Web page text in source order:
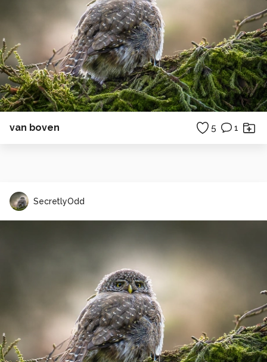
van boven 5 1
SecretlyOdd